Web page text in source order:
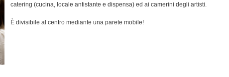
catering (cucina, locale antistante e dispensa) ed ai camerini degli artisti.
È divisibile al centro mediante una parete mobile!